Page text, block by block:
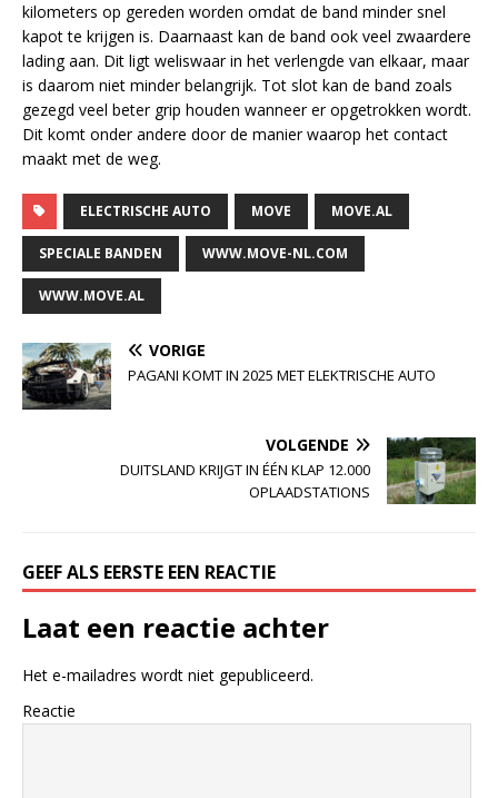
kilometers op gereden worden omdat de band minder snel
kapot te krijgen is. Daarnaast kan de band ook veel zwaardere
lading aan. Dit ligt weliswaar in het verlengde van elkaar, maar
is daarom niet minder belangrijk. Tot slot kan de band zoals
gezegd veel beter grip houden wanneer er opgetrokken wordt.
Dit komt onder andere door de manier waarop het contact
maakt met de weg.
ELECTRISCHE AUTO MOVE MOVE.AL
SPECIALE BANDEN WWW.MOVE-NL.COM
WWW.MOVE.AL
VORIGE
PAGANI KOMT IN 2025 MET ELEKTRISCHE AUTO
VOLGENDE
DUITSLAND KRIJGT IN ÉÉN KLAP 12.000
OPLAADSTATIONS
GEEF ALS EERSTE EEN REACTIE
Laat een reactie achter
Het e-mailadres wordt niet gepubliceerd.
Reactie